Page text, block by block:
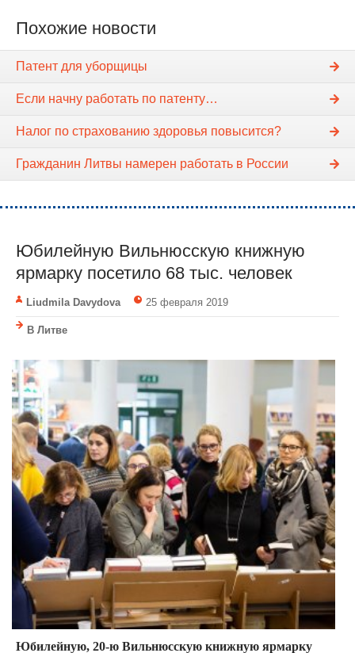
Похожие новости
Патент для уборщицы
Если начну работать по патенту…
Налог по страхованию здоровья повысится?
Гражданин Литвы намерен работать в России
Юбилейную Вильнюсскую книжную
ярмарку посетило 68 тыс. человек
Liudmila Davydova 25 февраля 2019
В Литве
Юбилейную, 20-ю Вильнюсскую книжную ярмарку